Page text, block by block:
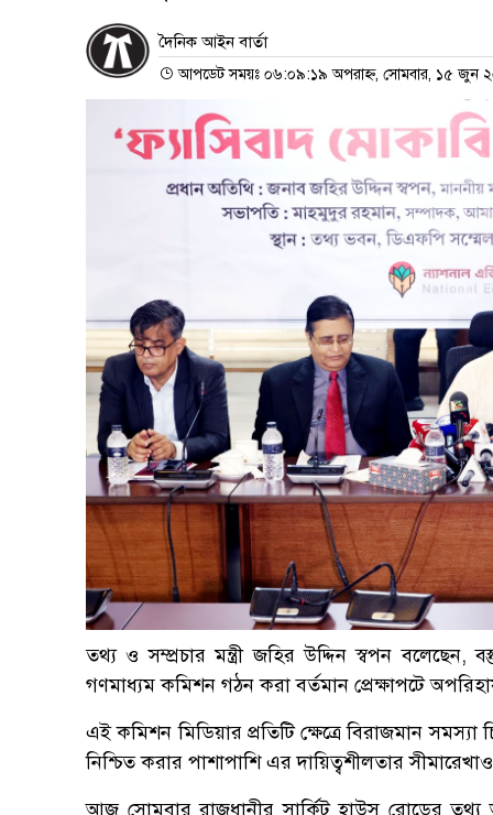
দৈনিক আইন বার্তা
আপডেট সময়ঃ ০৬:০৯:১৯ অপরাহ্ন, সোমবার, ১৫ জুন
তথ্য ও সম্প্রচার মন্ত্রী জহির উদ্দিন স্বপন বলেছেন,
গণমাধ্যম কমিশন গঠন করা বর্তমান প্রেক্ষাপটে
এই কমিশন মিডিয়ার প্রতিটি ক্ষেত্রে বিরাজমান
নিশ্চিত করার পাশাপাশি এর দায়িত্বশীলতার
আজ সোমবার রাজধানীর সার্কিট হাউস রোডের তথ্য